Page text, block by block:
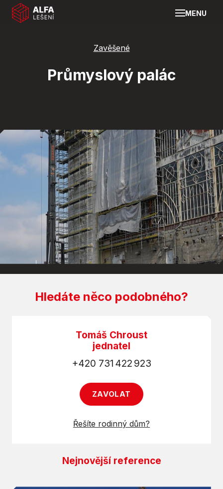
MENU
Zavěšené
Průmyslový palác
Hledáte něco podobného?
Tomáš Chroust
jednatel
+420 731 422 923
ZAVOLAT
Řešíte rodinný dům?
Nejnovější reference